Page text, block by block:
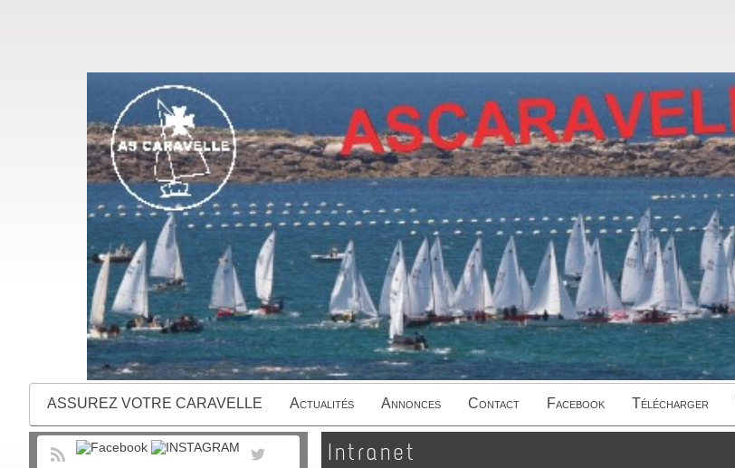
ASSUREZ VOTRE CARAVELLE Actualités Annonces Contact Facebook Télécharger
Intranet